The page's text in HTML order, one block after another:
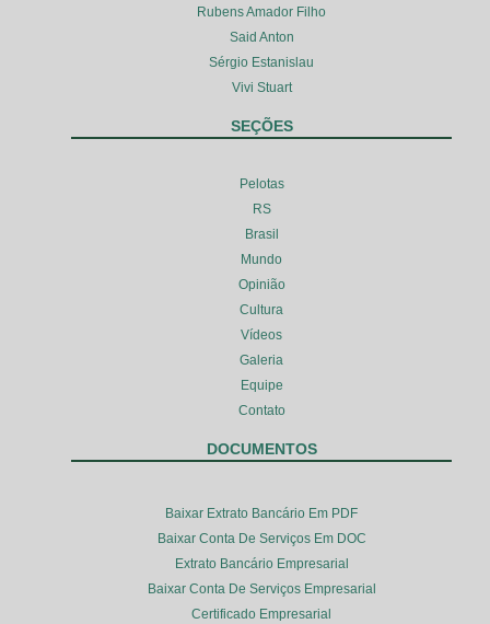
Rubens Amador Filho
Said Anton
Sérgio Estanislau
Vivi Stuart
SEÇÕES
Pelotas
RS
Brasil
Mundo
Opinião
Cultura
Vídeos
Galeria
Equipe
Contato
DOCUMENTOS
Baixar Extrato Bancário Em PDF
Baixar Conta De Serviços Em DOC
Extrato Bancário Empresarial
Baixar Conta De Serviços Empresarial
Certificado Empresarial